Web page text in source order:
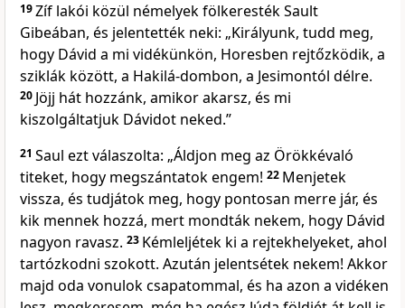
19Zíf lakói közül némelyek fölkeresték Sault
Gibeában, és jelentették neki: „Királyunk, tudd meg,
hogy Dávid a mi vidékünkön, Horesben rejtőzködik, a
sziklák között, a Hakilá-dombon, a Jesimontól délre.
20 Jöjj hát hozzánk, amikor akarsz, és mi
kiszolgáltatjuk Dávidot neked.”
21 Saul ezt válaszolta: „Áldjon meg az Örökkévaló
titeket, hogy megszántatok engem! 22 Menjetek
vissza, és tudjátok meg, hogy pontosan merre jár, és
kik mennek hozzá, mert mondták nekem, hogy Dávid
nagyon ravasz. 23 Kémleljétek ki a rejtekhelyeket, ahol
tartózkodni szokott. Azután jelentsétek nekem! Akkor
majd oda vonulok csapatommal, és ha azon a vidéken